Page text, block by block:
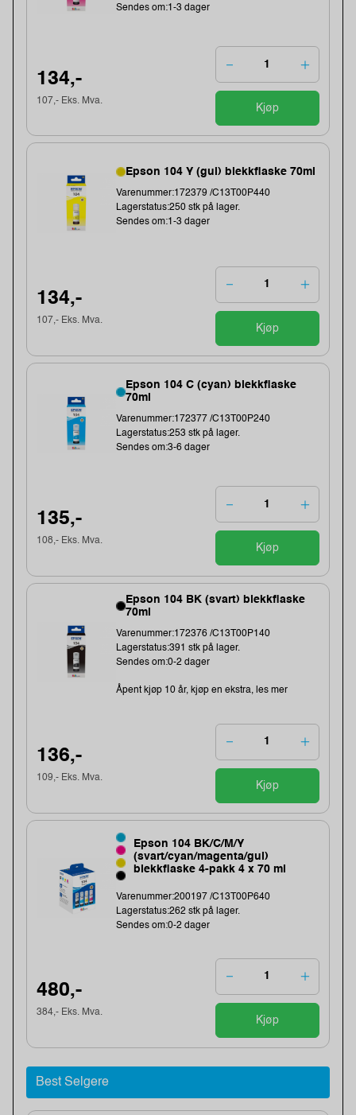
Sendes om:1-3 dager
134,-
107,- Eks. Mva.
Kjøp
Epson 104 Y (gul) blekkflaske 70ml
Varenummer:172379 /C13T00P440
Lagerstatus:250 stk på lager.
Sendes om:1-3 dager
134,-
107,- Eks. Mva.
Kjøp
Epson 104 C (cyan) blekkflaske
70ml
Varenummer:172377 /C13T00P240
Lagerstatus:253 stk på lager.
Sendes om:3-6 dager
135,-
108,- Eks. Mva.
Kjøp
Epson 104 BK (svart) blekkflaske
70ml
Varenummer:172376 /C13T00P140
Lagerstatus:391 stk på lager.
Sendes om:0-2 dager
Åpent kjøp 10 år, kjøp en ekstra, les mer
136,-
109,- Eks. Mva.
Kjøp
Epson 104 BK/C/M/Y
(svart/cyan/magenta/gul)
blekkflaske 4-pakk 4 x 70 ml
Varenummer:200197 /C13T00P640
Lagerstatus:262 stk på lager.
Sendes om:0-2 dager
480,-
384,- Eks. Mva.
Kjøp
Best Selgere